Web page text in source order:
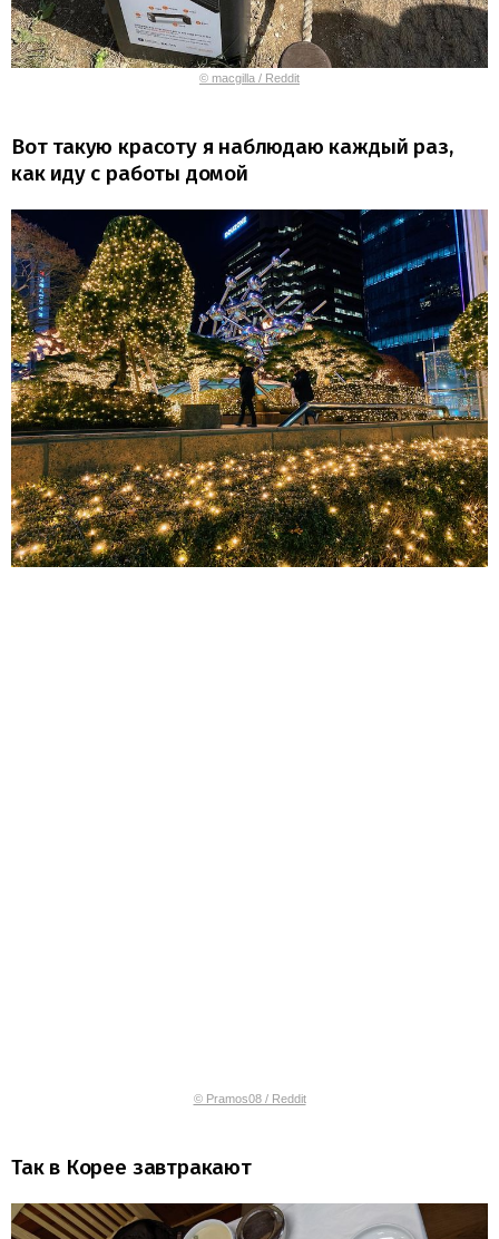
© macgilla / Reddit
Вот такую красоту я наблюдаю каждый раз,
как иду с работы домой
© Pramos08 / Reddit
Так в Корее завтракают